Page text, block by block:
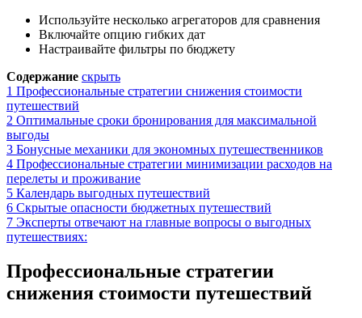
Используйте несколько агрегаторов для сравнения
Включайте опцию гибких дат
Настраивайте фильтры по бюджету
Содержание скрыть
1 Профессиональные стратегии снижения стоимости
путешествий
2 Оптимальные сроки бронирования для максимальной
выгоды
3 Бонусные механики для экономных путешественников
4 Профессиональные стратегии минимизации расходов на
перелеты и проживание
5 Календарь выгодных путешествий
6 Скрытые опасности бюджетных путешествий
7 Эксперты отвечают на главные вопросы о выгодных
путешествиях:
Профессиональные стратегии
снижения стоимости путешествий